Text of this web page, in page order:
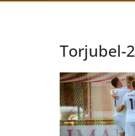
Torjubel-2